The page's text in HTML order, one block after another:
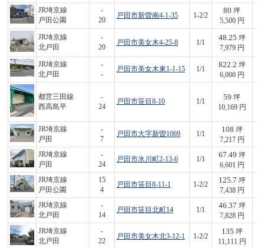
JR埼京線
戸田公園
-
20
戸田市新曽南4-1-35 1-2/2
80 坪
5,500 円
JR埼京線
北戸田
-
20
戸田市美女木4-25-8 1/1
48.25 坪
7,979 円
JR埼京線
北戸田
-
-
戸田市美女木東1-1-15 1/1
822.2 坪
6,000 円
都営三田線
西高島平
-
24
戸田市笹目8-10 1/1
59 坪
10,169 円
JR埼京線
戸田
-
7
戸田市大字新曽1069 1/1
108 坪
7,217 円
JR埼京線
戸田
-
24
戸田市氷川町2-13-6 1/1
67.49 坪
6,601 円
JR埼京線
戸田公園
15
4
戸田市笹目8-11-1 1-2/2
125.7 坪
7,438 円
JR埼京線
北戸田
-
14
戸田市笹目北町14 1/1
46.37 坪
7,828 円
JR埼京線
北戸田
-
22
戸田市美女木北3-12-1 1-2/2
135 坪
11,111 円